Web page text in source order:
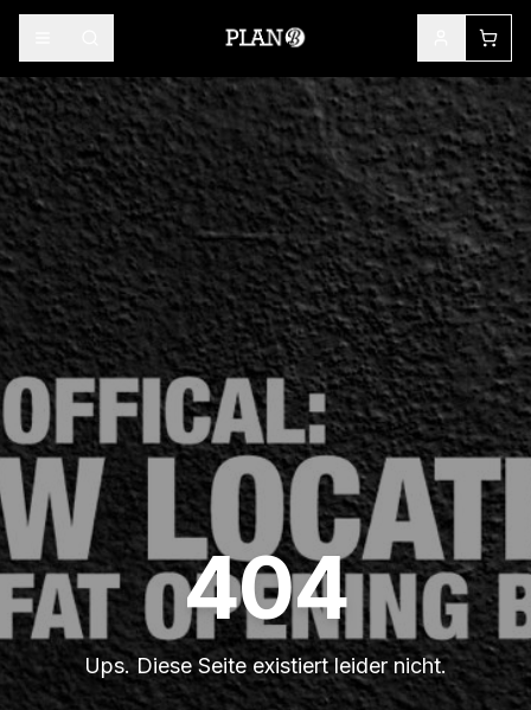
404
Ups. Diese Seite existiert leider nicht.